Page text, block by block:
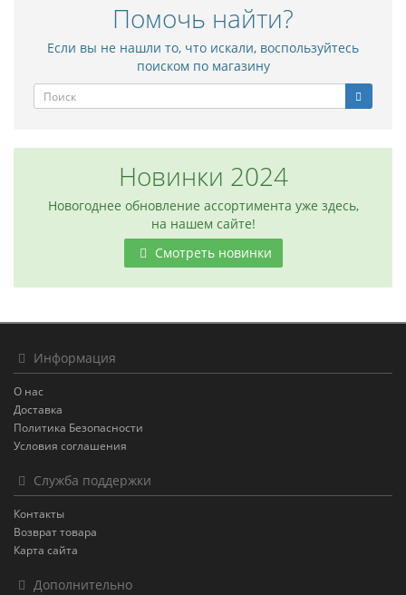
Помочь найти?
Если вы не нашли то, что искали, воспользуйтесь
поиском по магазину
Новинки 2024
Новогоднее обновление ассортимента уже здесь,
на нашем сайте!
Смотреть новинки
Информация
О нас
Доставка
Политика Безопасности
Условия соглашения
Служба поддержки
Контакты
Возврат товара
Карта сайта
Дополнительно